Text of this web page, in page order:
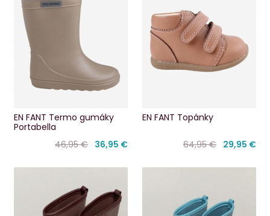
EN FANT Termo gumáky
Portabella
46,95 € 36,95 €
EN FANT Topánky
64,95 € 29,95 €